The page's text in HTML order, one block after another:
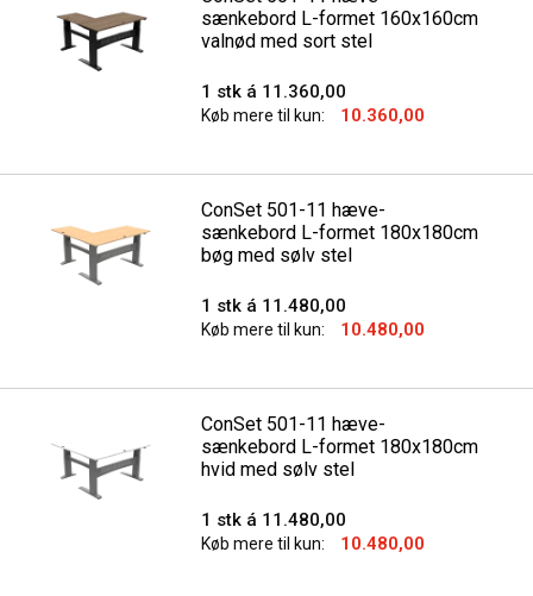
sænkebord L-formet 160x160cm
valnød med sort stel
1 stk á 11.360,00
Køb mere til kun: 10.360,00
ConSet 501-11 hæve-
sænkebord L-formet 180x180cm
bøg med sølv stel
1 stk á 11.480,00
Køb mere til kun: 10.480,00
ConSet 501-11 hæve-
sænkebord L-formet 180x180cm
hvid med sølv stel
1 stk á 11.480,00
Køb mere til kun: 10.480,00